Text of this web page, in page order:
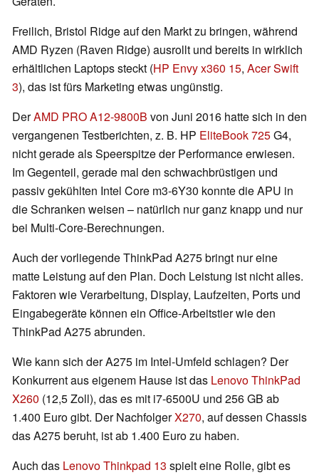
Freilich, Bristol Ridge auf den Markt zu bringen, während
AMD Ryzen (Raven Ridge) ausrollt und bereits in wirklich
erhältlichen Laptops steckt (HP Envy x360 15, Acer Swift
3), das ist fürs Marketing etwas ungünstig.
DerAMD PRO A12-9800B von Juni 2016 hatte sich in den
vergangenen Testberichten, z. B. HP EliteBook 725G4,
nicht gerade als Speerspitze der Performance erwiesen.
Im Gegenteil, gerade mal den schwachbrüstigen und
passiv gekühlten Intel Core m3-6Y30 konnte die APU in
die Schranken weisen – natürlich nur ganz knapp und nur
bei Multi-Core-Berechnungen.
Auch der vorliegende ThinkPad A275 bringt nur eine
matte Leistung auf den Plan. Doch Leistung ist nicht alles.
Faktoren wie Verarbeitung, Display, Laufzeiten, Ports und
Eingabegeräte können ein Office-Arbeitstier wie den
ThinkPad A275 abrunden.
Wie kann sich der A275 im Intel-Umfeld schlagen? Der
Konkurrent aus eigenem Hause ist das Lenovo ThinkPad
X260 (12,5 Zoll), das es mit i7-6500U und 256 GB ab
1.400 Euro gibt. Der NachfolgerX270, auf dessen Chassis
das A275 beruht, ist ab 1.400 Euro zu haben.
Auch das Lenovo Thinkpad 13 spielt eine Rolle, gibt es